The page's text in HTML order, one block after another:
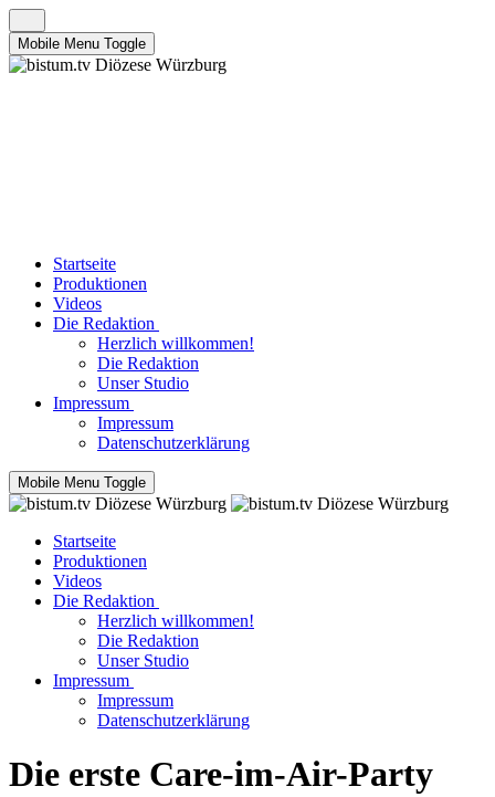
Mobile Menu Toggle
Startseite
Produktionen
Videos
Die Redaktion
Herzlich willkommen!
Die Redaktion
Unser Studio
Impressum
Impressum
Datenschutzerklärung
Mobile Menu Toggle
Startseite
Produktionen
Videos
Die Redaktion
Herzlich willkommen!
Die Redaktion
Unser Studio
Impressum
Impressum
Datenschutzerklärung
Die erste Care-im-Air-Party